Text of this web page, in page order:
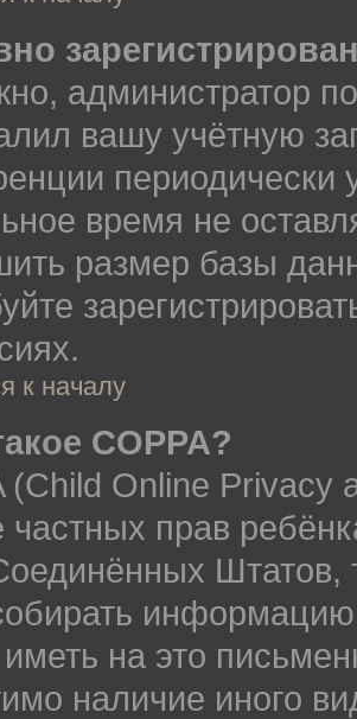
администратор
вашу учётную
периодически
время не
размер базы
к началу
COPPA?
(Child Online Privacy
частных прав
Штатов,
иметь на это
наличие иного